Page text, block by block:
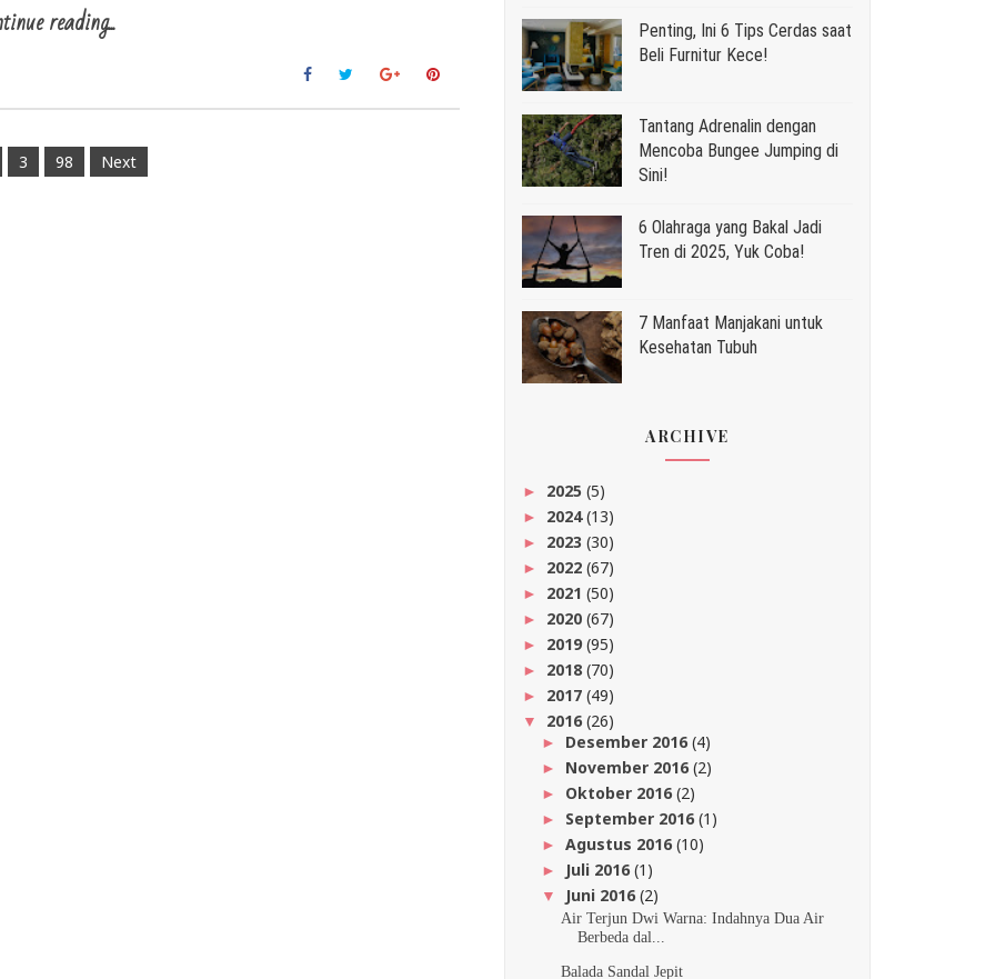
reading...
3 98 Next
Penting, Ini 6 Tips Cerdas saat
Beli Furnitur Kece!
Tantang Adrenalin dengan
Mencoba Bungee Jumping di
Sini!
6 Olahraga yang Bakal Jadi
Tren di 2025, Yuk Coba!
7 Manfaat Manjakani untuk
Kesehatan Tubuh
ARCHIVE
► 2025 (5)
► 2024(13)
► 2023 (30)
► 2022 (67)
► 2021 (50)
► 2020 (67)
► 2019(95)
► 2018 (70)
► 2017 (49)
▼ 2016(26)
► Desember 2016(4)
► November 2016(2)
► Oktober 2016(2)
► September 2016(1)
► Agustus 2016(10)
► Juli 2016(1)
▼ Juni 2016(2)
Air Terjun Dwi Warna: Indahnya Dua Air
Berbeda dal...
Balada Sandal Jepit